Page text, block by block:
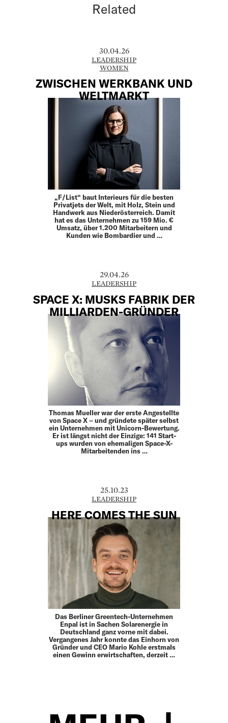
Related
30.04.26
LEADERSHIP
WOMEN
ZWISCHEN WERKBANK UND
WELTMARKT
„F/List“ baut Interieurs für die besten
Privatjets der Welt, mit Holz, Stein und
Handwerk aus Niederösterreich. Damit
hat es das Unternehmen zu 159 Mio. €
Umsatz, über 1.200 Mitarbeitern und
Kunden wie Bombardier und …
29.04.26
LEADERSHIP
SPACE X: MUSKS FABRIK DER
MILLIARDEN-GRÜNDER
Thomas Mueller war der erste Angestellte
von Space X – und gründete später selbst
ein Unternehmen mit Unicorn-Bewertung.
Er ist längst nicht der Einzige: 141 Start-
ups wurden von ehemaligen Space-X-
Mitarbeitenden ins …
25.10.23
LEADERSHIP
HERE COMES THE SUN
Das Berliner Greentech-Unternehmen
Enpal ist in Sachen Solarenergie in
Deutschland ganz vorne mit dabei.
Vergangenes Jahr konnte das Einhorn von
Gründer und CEO Mario Kohle erstmals
einen Gewinn erwirtschaften, derzeit …